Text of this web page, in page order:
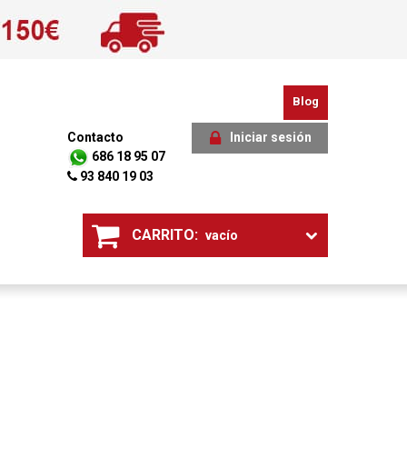
Blog
Iniciar sesión
Contacto
686 18 95 07
93 840 19 03
CARRITO: vacío